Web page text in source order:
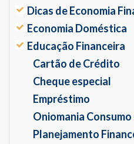
Dicas de Economia
Economia Doméstica
Educação Financeira
Cartão de Crédito
Cheque especial
Empréstimo
Oniomania
Planejamento